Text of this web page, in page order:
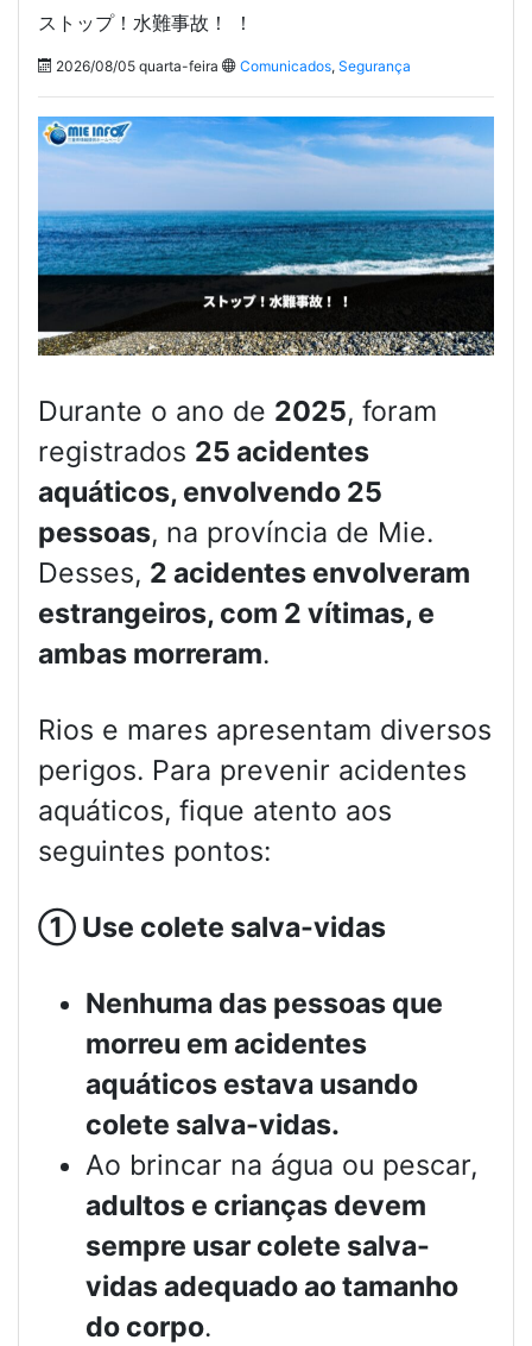
ストップ！水難事故！ ！
2026/08/05 quarta-feira Comunicados, Segurança
Durante o ano de 2025, foram
registrados 25 acidentes
aquáticos, envolvendo 25
pessoas, na província de Mie.
Desses, 2 acidentes envolveram
estrangeiros, com 2 vítimas, e
ambas morreram.
Rios e mares apresentam diversos
perigos. Para prevenir acidentes
aquáticos, fique atento aos
seguintes pontos:
① Use colete salva-vidas
Nenhuma das pessoas que
morreu em acidentes
aquáticos estava usando
colete salva-vidas.
Ao brincar na água ou pescar,
adultos e crianças devem
sempre usar colete salva-
vidas adequado ao tamanho
do corpo.